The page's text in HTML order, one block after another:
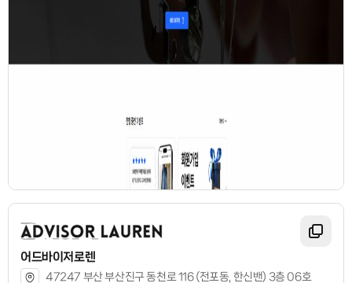
어드바이저로렌
47247 부산 부산진구 동천로 116 (전포동, 한신밴) 3층 06호